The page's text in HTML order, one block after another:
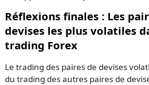
Réflexions finales : Les
devises les plus volatiles
trading Forex
Le trading des paires de devises
du trading des autres paires de